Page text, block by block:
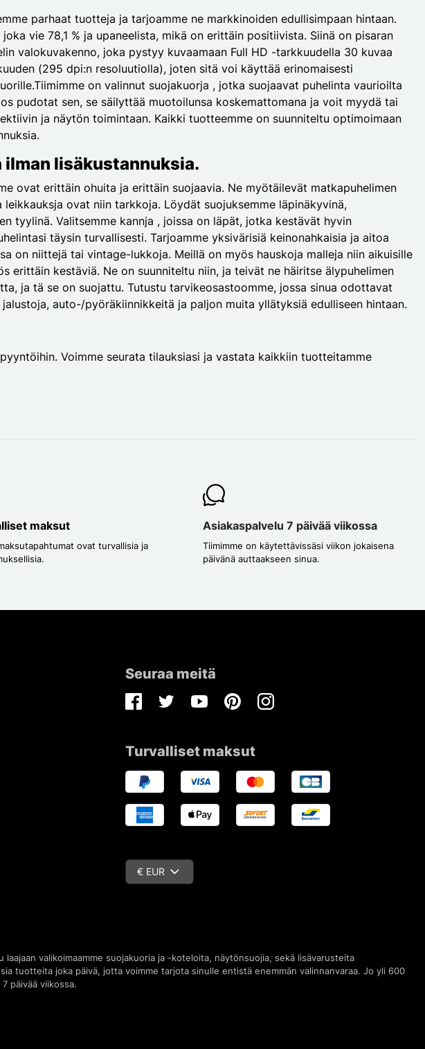
parhaat tuotteja ja tarjoamme ne markkinoiden edullisimpaan hintaan.
vie 78,1 % ja upaneelista, mikä on erittäin positiivista. Siinä on pisaran
valokuvakenno, joka pystyy kuvaamaan Full HD -tarkkuudella 30 kuvaa
(295 dpi:n resoluutiolla), joten sitä voi käyttää erinomaisesti
on valinnut suojakuorja , jotka suojaavat puhelinta vaurioilta
pudotat sen, se säilyttää muotoilunsa koskemattomana ja voit myydä tai
ja näytön toimintaan. Kaikki tuotteemme on suunniteltu optimoimaan
lisäkustannuksia.
ovat erittäin ohuita ja erittäin suojaavia. Ne myötäilevät matkapuhelimen
ovat niin tarkkoja. Löydät suojuksemme läpinäkyvinä,
tyylinä. Valitsemme kannja , joissa on läpät, jotka kestävät hyvin
täysin turvallisesti. Tarjoamme yksivärisiä keinonahkaisia ja aitoa
on niittejä tai vintage-lukkoja. Meillä on myös hauskoja malleja niin aikuisille
erittäin kestäviä. Ne on suunniteltu niin, ja teivät ne häiritse älypuhelimen
ja tä se on suojattu. Tutustu tarvikeosastoomme, jossa sinua odottavat
auto-/pyöräkiinnikkeitä ja paljon muita yllätyksiä edulliseen hintaan.
Voimme seurata tilauksiasi ja vastata kaikkiin tuotteitamme
maksut
ovat turvallisia ja
Asiakaspalvelu 7 päivää viikossa
Tiimimme on käytettävissäsi viikon jokaisena
päivänä auttaakseen sinua.
Seuraa meitä
FacebookTwitterYoutubePinterestInstagram
Turvalliset maksut
€ EUR
valikoimaamme suojakuoria ja -koteloita, näytönsuojia, sekä lisävarusteita
tuotteita joka päivä, jotta voimme tarjota sinulle entistä enemmän valinnanvaraa. Jo yli 600
päivää viikossa.